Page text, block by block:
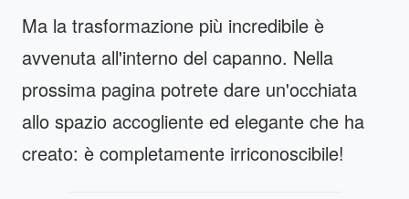
Ma la trasformazione più incredibile è
avvenuta all'interno del capanno. Nella
prossima pagina potrete dare un'occhiata
allo spazio accogliente ed elegante che ha
creato: è completamente irriconoscibile!